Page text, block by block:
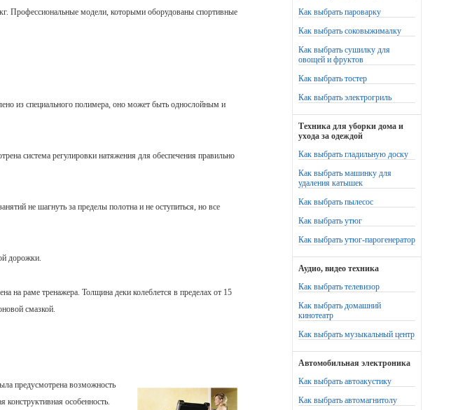
Профессиональные модели, которыми оборудованы спортивные
из специального полимера, оно может быть однослойным и
система регулировки натяжения для обеспечения правильно
не шагнуть за пределы полотна и не оступиться, но все
дорожки.
на раме тренажера. Толщина деки колеблется в пределах от 15
смазкой.
предусмотрена возможность
особенность.
Как выбрать пароварку
Как выбрать соковыжималку
Как выбрать сушилку для
овощей и фруктов
Как выбрать тостер
Как выбрать электрогриль
Техника для уборки дома и
ухода за одеждой
Как выбрать гладильную доску
Как выбрать машинку для
удаления катышек
Как выбрать пылесос
Как выбрать утюг
Как выбрать утюг-парогенератор
Аудио, видео техника
Как выбрать телевизор
Как выбрать домашний
кинотеатр
Как выбрать музыкальный центр
Автомобильная электроника
Как выбрать автоакустику
Как выбрать автомагнитолу